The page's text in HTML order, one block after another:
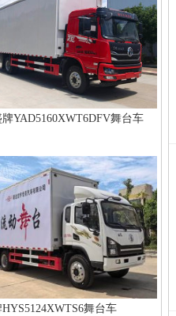
YAD5160XWT6DFV舞台车
舞台车